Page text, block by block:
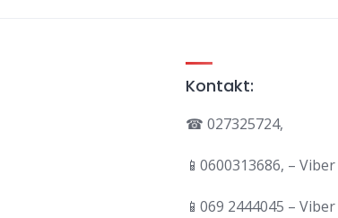
Kontakt:
☎ 027325724,
📱0600313686, – Viber
📱069 2444045 – Viber